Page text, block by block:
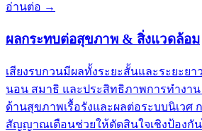
อ่านต่อ →
ผลกระทบต่อสุขภาพ & สิ่งแวดล้อม
เสียงรบกวนมีผลทั้งระยะสั้นและระยะย
นอน สมาธิ และประสิทธิภาพการทำงาน
ด้านสุขภาพเรื้อรังและผลต่อระบบนิเวศ
สัญญาณเตือนช่วยให้ตัดสินใจเชิงป้องกัน